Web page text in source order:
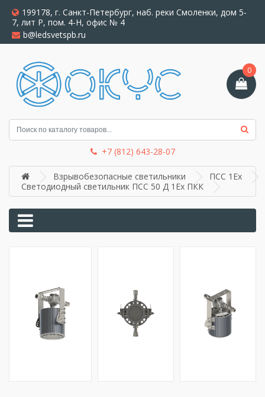
199178, г. Санкт-Петербург, наб. реки Смоленки, дом 5-
7, лит Р, пом. 4-Н, офис № 4
b@ledsvetspb.ru
+7 (812) 643-28-07
0
Взрывобезопасные светильники
ПСС 1Ex
Светодиодный светильник ПСС 50 Д 1Ех ПКК